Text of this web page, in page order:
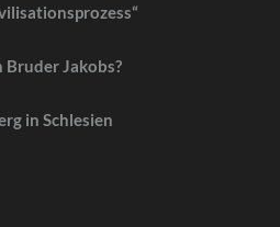
Bruder Jakobs?
in Schlesien